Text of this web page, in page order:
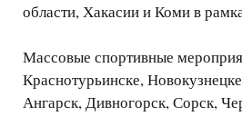
области, Хакасии и Коми в
Массовые спортивные
Краснотурьинске,
Ангарск, Дивногорск, Сорск,